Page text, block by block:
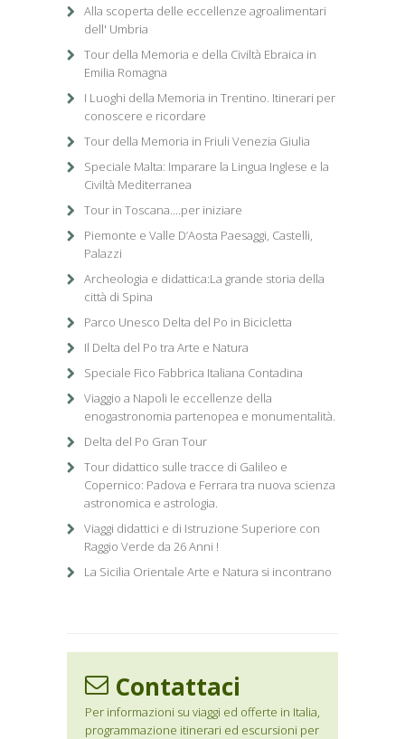
Alla scoperta delle eccellenze agroalimentari
dell' Umbria
Tour della Memoria e della Civiltà Ebraica in
Emilia Romagna
I Luoghi della Memoria in Trentino. Itinerari per
conoscere e ricordare
Tour della Memoria in Friuli Venezia Giulia
Speciale Malta: Imparare la Lingua Inglese e la
Civiltà Mediterranea
Tour in Toscana....per iniziare
Piemonte e Valle D’Aosta Paesaggi, Castelli,
Palazzi
Archeologia e didattica:La grande storia della
città di Spina
Parco Unesco Delta del Po in Bicicletta
Il Delta del Po tra Arte e Natura
Speciale Fico Fabbrica Italiana Contadina
Viaggio a Napoli le eccellenze della
enogastronomia partenopea e monumentalità.
Delta del Po Gran Tour
Tour didattico sulle tracce di Galileo e
Copernico: Padova e Ferrara tra nuova scienza
astronomica e astrologia.
Viaggi didattici e di Istruzione Superiore con
Raggio Verde da 26 Anni !
La Sicilia Orientale Arte e Natura si incontrano
Contattaci
Per informazioni su viaggi ed offerte in Italia,
programmazione itinerari ed escursioni per